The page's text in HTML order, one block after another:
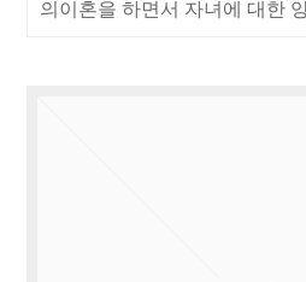
의이혼을 하면서 자녀에 대한